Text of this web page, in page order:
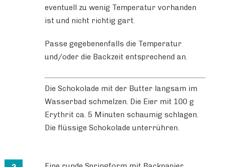
eventuell zu wenig Temperatur vorhanden
ist und nicht richtig gart.
Passe gegebenenfalls die Temperatur
und/oder die Backzeit entsprechend an.
Die Schokolade mit der Butter langsam im
Wasserbad schmelzen. Die Eier mit 100 g
Erythrit ca. 5 Minuten schaumig schlagen.
Die flüssige Schokolade unterrühren.